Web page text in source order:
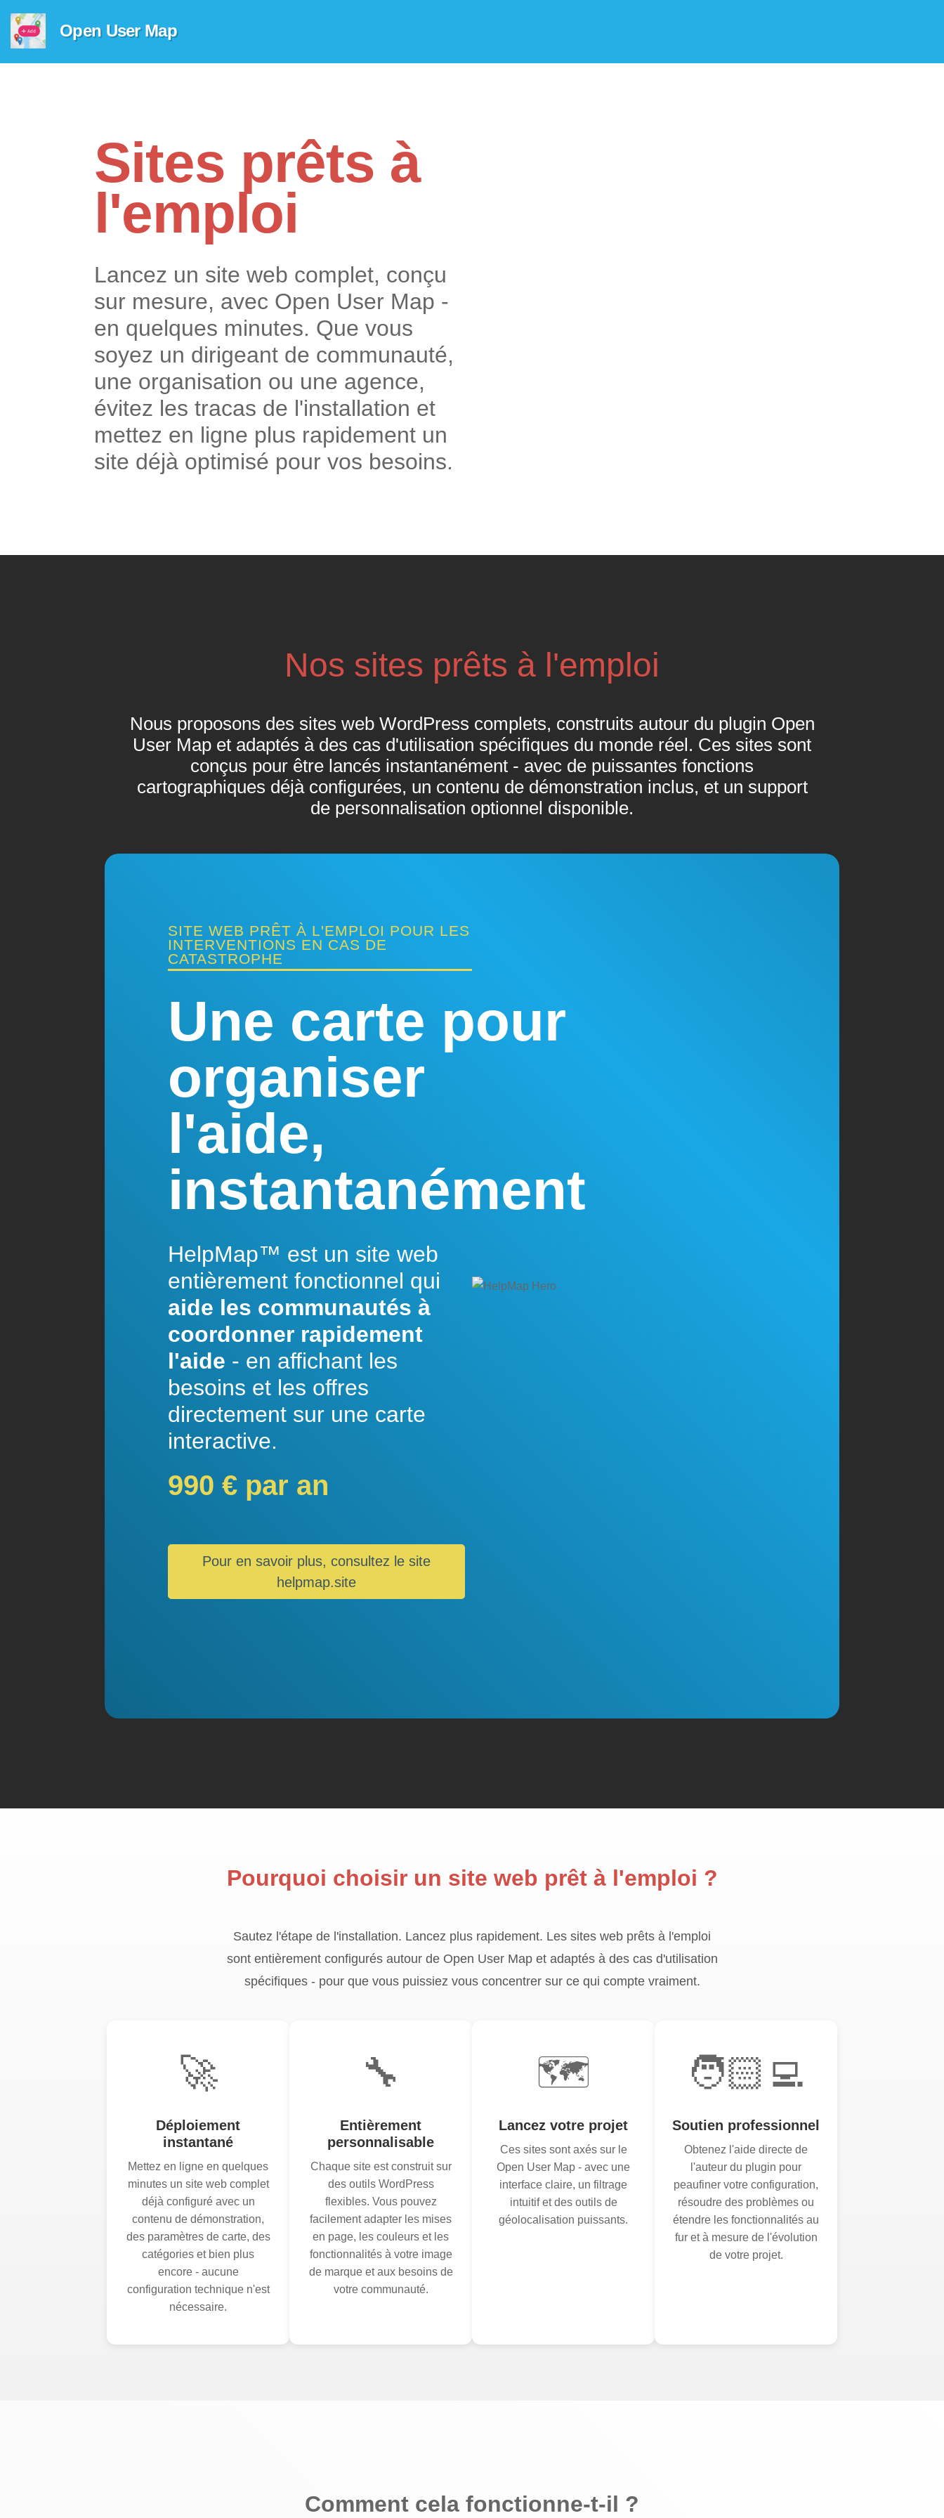
Open User Map
Sites prêts à
l'emploi
Lancez un site web complet, conçu
sur mesure, avec Open User Map -
en quelques minutes. Que vous
soyez un dirigeant de communauté,
une organisation ou une agence,
évitez les tracas de l'installation et
mettez en ligne plus rapidement un
site déjà optimisé pour vos besoins.
Nos sites prêts à l'emploi
Nous proposons des sites web WordPress complets, construits autour du plugin Open
User Map et adaptés à des cas d'utilisation spécifiques du monde réel. Ces sites sont
conçus pour être lancés instantanément - avec de puissantes fonctions
cartographiques déjà configurées, un contenu de démonstration inclus, et un support
de personnalisation optionnel disponible.
SITE WEB PRÊT À L'EMPLOI POUR LES
INTERVENTIONS EN CAS DE
CATASTROPHE
Une carte pour
organiser
l'aide,
instantanément
HelpMap™ est un site web
entièrement fonctionnel qui
aide les communautés à
coordonner rapidement
l'aide - en affichant les
besoins et les offres
directement sur une carte
interactive.
990 € par an
Pour en savoir plus, consultez le site
helpmap.site
Pourquoi choisir un site web prêt à l'emploi ?
Sautez l'étape de l'installation. Lancez plus rapidement. Les sites web prêts à l'emploi
sont entièrement configurés autour de Open User Map et adaptés à des cas d'utilisation
spécifiques - pour que vous puissiez vous concentrer sur ce qui compte vraiment.
🚀
Déploiement
instantané
Mettez en ligne en quelques
minutes un site web complet
déjà configuré avec un
contenu de démonstration,
des paramètres de carte, des
catégories et bien plus
encore - aucune
configuration technique n'est
nécessaire.
🔧
Entièrement
personnalisable
Chaque site est construit sur
des outils WordPress
flexibles. Vous pouvez
facilement adapter les mises
en page, les couleurs et les
fonctionnalités à votre image
de marque et aux besoins de
votre communauté.
🗺️
Lancez votre projet
Ces sites sont axés sur le
Open User Map - avec une
interface claire, un filtrage
intuitif et des outils de
géolocalisation puissants.
🧑🏻‍💻
Soutien professionnel
Obtenez l'aide directe de
l'auteur du plugin pour
peaufiner votre configuration,
résoudre des problèmes ou
étendre les fonctionnalités au
fur et à mesure de l'évolution
de votre projet.
Comment cela fonctionne-t-il ?